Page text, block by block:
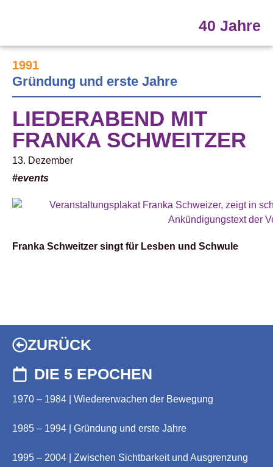
40 Jahre
1991
Gründung und erste Jahre
LIEDERABEND MIT
FRANKA SCHWEITZER
13. Dezember
#events
Franka Schweitzer singt für Lesben und Schwule
ZURÜCK
DIE 5 EPOCHEN
1970 – 1984 | Wiedererwachen der Bewegung
1985 – 1994 | Gründung und erste Jahre
1995 – 2004 | Zwischen Sichtbarkeit und Ausgrenzung